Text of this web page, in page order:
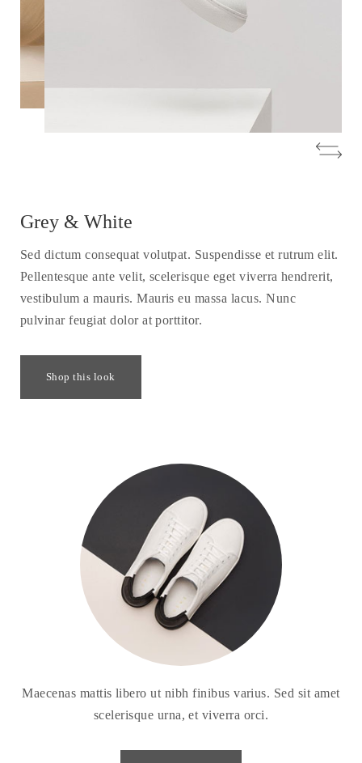
Grey & White
Sed dictum consequat volutpat. Suspendisse et rutrum elit.
Pellentesque ante velit, scelerisque eget viverra hendrerit,
vestibulum a mauris. Mauris eu massa lacus. Nunc
pulvinar feugiat dolor at porttitor.
Shop this look
Maecenas mattis libero ut nibh finibus varius. Sed sit amet
scelerisque urna, et viverra orci.